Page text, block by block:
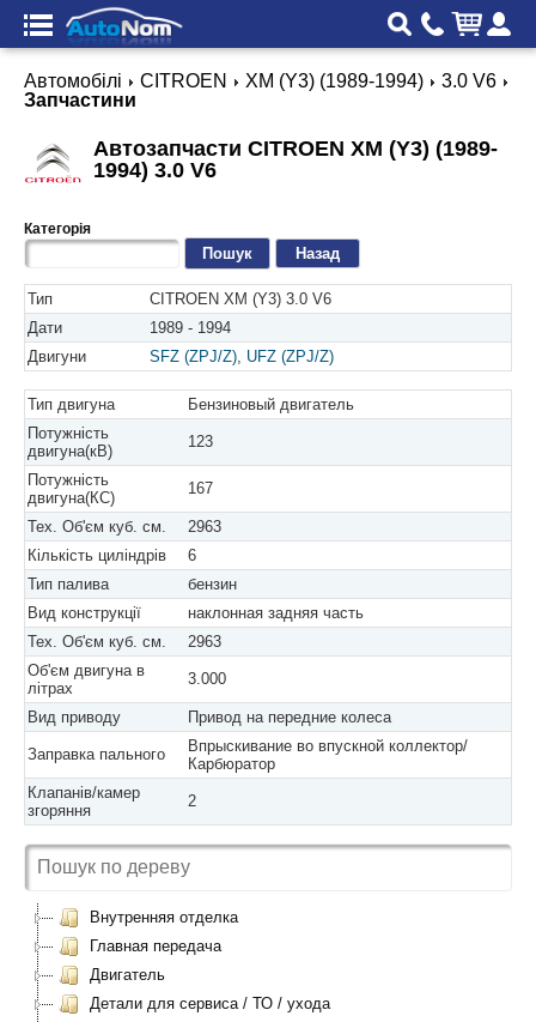
Автомобілі CITROEN XM (Y3) (1989-1994)
3.0 V6
Запчастини
Автозапчасти CITROEN XM (Y3) (1989-
1994) 3.0 V6
Категорія
Назад
Тип
CITROEN XM (Y3) 3.0 V6
Дати
1989 - 1994
Двигуни
SFZ (ZPJ/Z), UFZ (ZPJ/Z)
Тип двигуна
Бензиновый двигатель
Потужність
двигуна(кВ)
123
Потужність
двигуна(КС)
167
Тех. Об'єм куб. см.
2963
Кількість циліндрів
6
Тип палива
бензин
Вид конструкції
наклонная задняя часть
Тех. Об'єм куб. см.
2963
Об'єм двигуна в
літрах
3.000
Вид приводу Привод на передние колеса
Заправка пального
Впрыскивание во впускной коллектор/
Карбюратор
Клапанів/камер
згоряння
2
Внутренняя отделка
Главная передача
Двигатель
Детали для сервиса / ТО / ухода